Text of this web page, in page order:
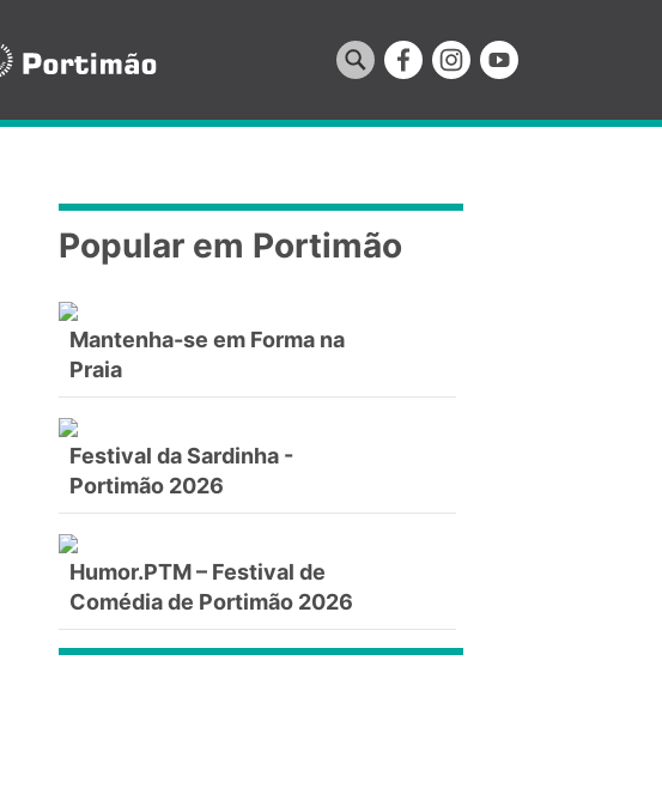
Popular em Portimão
Mantenha-se em Forma na
Praia
Festival da Sardinha -
Portimão 2026
Humor.PTM – Festival de
Comédia de Portimão 2026